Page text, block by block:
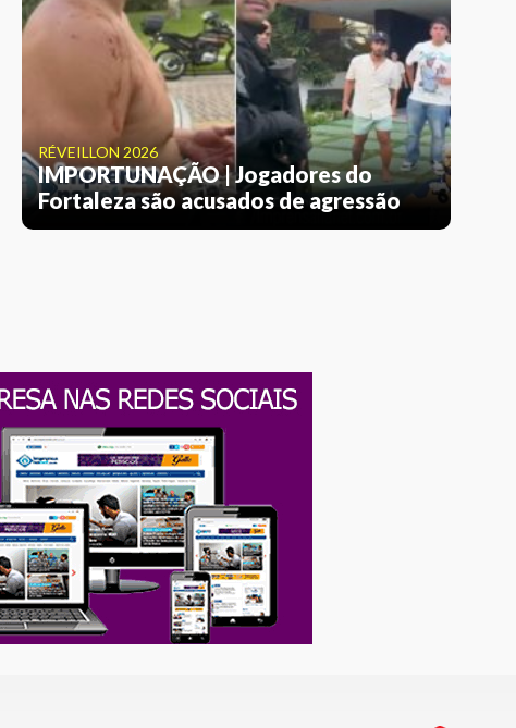
RÉVEILLON 2026
IMPORTUNAÇÃO | Jogadores do
Fortaleza são acusados de agressão